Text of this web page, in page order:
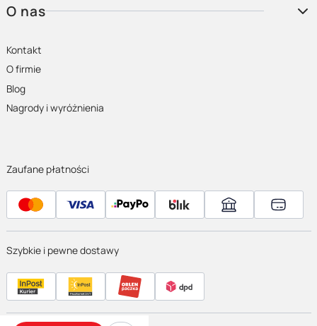
O nas
Kontakt
O firmie
Blog
Nagrody i wyróżnienia
Zaufane płatności
Szybkie i pewne dostawy